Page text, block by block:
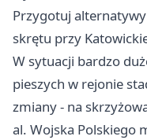
Przygotuj
skrętu przy
W sytuacji bardzo
pieszych w rejonie
zmiany - na
al. Wojska Polskiego